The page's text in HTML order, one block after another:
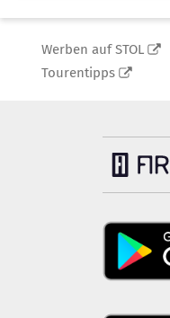
Werben auf STOL
Tourentipps